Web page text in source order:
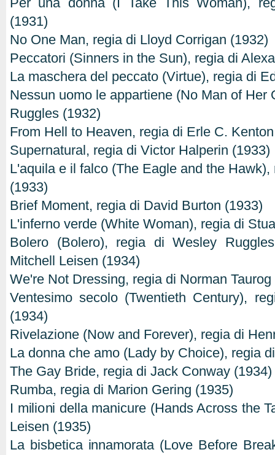
(1931)
No One Man, regia di Lloyd Corrigan (1932)
Peccatori (Sinners in the Sun), regia di
La maschera del peccato (Virtue), regia di
Nessun uomo le appartiene (No Man of Her
Ruggles (1932)
From Hell to Heaven, regia di Erle C.
Supernatural, regia di Victor Halperin (1933)
L'aquila e il falco (The Eagle and the
(1933)
Brief Moment, regia di David Burton (1933)
L'inferno verde (White Woman), regia di
Bolero (Bolero), regia di Wesley
Mitchell Leisen (1934)
We're Not Dressing, regia di Norman Taurog
Ventesimo secolo (Twentieth Century),
(1934)
Rivelazione (Now and Forever), regia di
La donna che amo (Lady by Choice), regia
The Gay Bride, regia di Jack Conway (1934)
Rumba, regia di Marion Gering (1935)
I milioni della manicure (Hands Across the
Leisen (1935)
La bisbetica innamorata (Love Before